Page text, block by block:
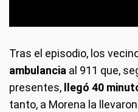
Tras el episodio, los
ambulancia al 911 que,
presentes,
llegó 40
tanto, a Morena la